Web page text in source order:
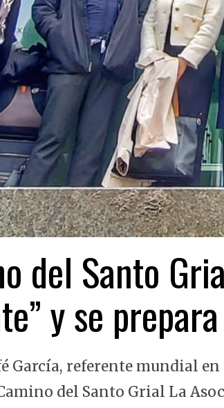
del Santo
y se
García, referente mundial
del Santo Grial La